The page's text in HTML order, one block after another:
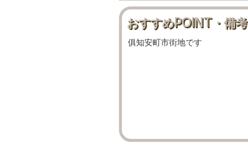
おすすめPOINT・備考
俱知安町市街地です